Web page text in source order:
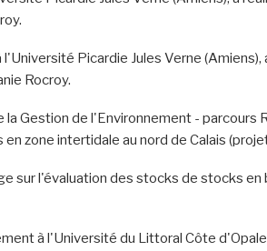
Picardie Jules Verne
Rocroy.
Gestion de l'Environnement -
zone intertidale au nord de Calais
sur l'évaluation des stocks de stocks en
à l'Université du Littoral Côte